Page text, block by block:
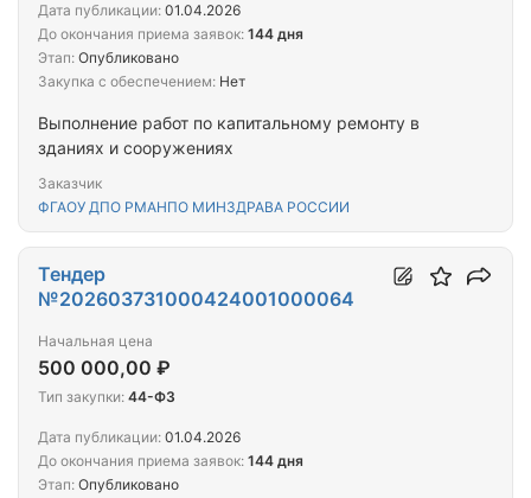
Выполнение работ по капитальному ремонту в
зданиях и сооружениях
Заказчик
ФГАОУ ДПО РМАНПО МИНЗДРАВА РОССИИ
Дата публикации: 01.04.2026
До окончания приема заявок: 144 дня
Этап: Опубликовано
Закупка с обеспечением: Нет
Тендер
№202603731000424001000064
Начальная цена
500 000,00 ₽
Тип закупки: 44-ФЗ
Дата публикации: 01.04.2026
До окончания приема заявок: 144 дня
Этап: Опубликовано